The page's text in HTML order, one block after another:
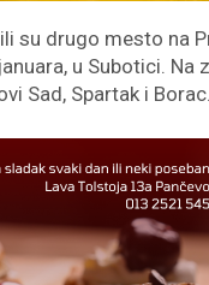
su drugo mesto na
u Subotici.
Sad, Spartak i Borac.